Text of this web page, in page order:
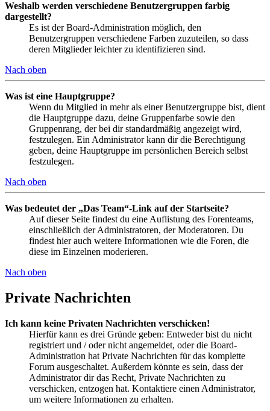
Weshalb werden verschiedene Benutzergruppen farbig
dargestellt?
Es ist der Board-Administration möglich, den
Benutzergruppen verschiedene Farben zuzuteilen, so dass
deren Mitglieder leichter zu identifizieren sind.
Nach oben
Was ist eine Hauptgruppe?
Wenn du Mitglied in mehr als einer Benutzergruppe bist, dient
die Hauptgruppe dazu, deine Gruppenfarbe sowie den
Gruppenrang, der bei dir standardmäßig angezeigt wird,
festzulegen. Ein Administrator kann dir die Berechtigung
geben, deine Hauptgruppe im persönlichen Bereich selbst
festzulegen.
Nach oben
Was bedeutet der „Das Team“-Link auf der Startseite?
Auf dieser Seite findest du eine Auflistung des Forenteams,
einschließlich der Administratoren, der Moderatoren. Du
findest hier auch weitere Informationen wie die Foren, die
diese im Einzelnen moderieren.
Nach oben
Private Nachrichten
Ich kann keine Privaten Nachrichten verschicken!
Hierfür kann es drei Gründe geben: Entweder bist du nicht
registriert und / oder nicht angemeldet, oder die Board-
Administration hat Private Nachrichten für das komplette
Forum ausgeschaltet. Außerdem könnte es sein, dass der
Administrator dir das Recht, Private Nachrichten zu
verschicken, entzogen hat. Kontaktiere einen Administrator,
um weitere Informationen zu erhalten.